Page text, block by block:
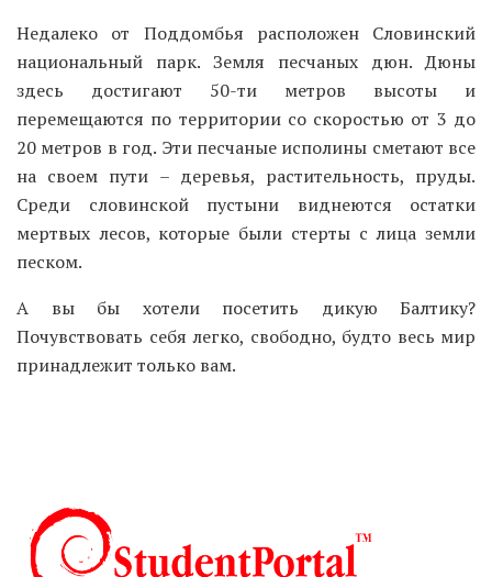
Недалеко от Поддомбья расположен Словинский
национальный парк. Земля песчаных дюн. Дюны
здесь достигают 50-ти метров высоты и
перемещаются по территории со скоростью от 3 до
20 метров в год. Эти песчаные исполины сметают все
на своем пути – деревья, растительность, пруды.
Среди словинской пустыни виднеются остатки
мертвых лесов, которые были стерты с лица земли
песком.
А вы бы хотели посетить дикую Балтику?
Почувствовать себя легко, свободно, будто весь мир
принадлежит только вам.